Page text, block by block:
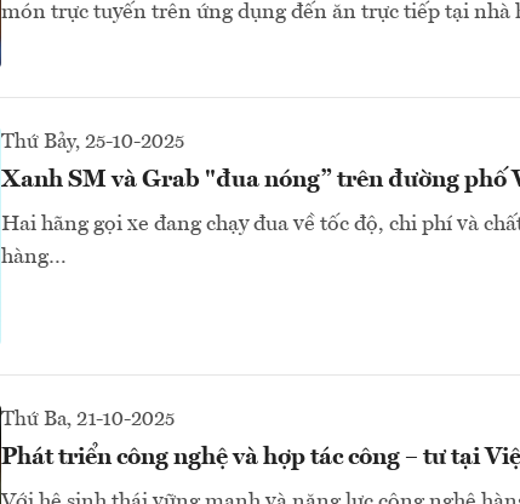
món trực tuyến trên ứng dụng đến ăn trực tiếp tại nhà
Thứ Bảy, 25-10-2025
Xanh SM và Grab "đua nóng” trên đường phố
Hai hãng gọi xe đang chạy đua về tốc độ, chi phí và
hàng…
Thứ Ba, 21-10-2025
Phát triển công nghệ và hợp tác công – tư tại